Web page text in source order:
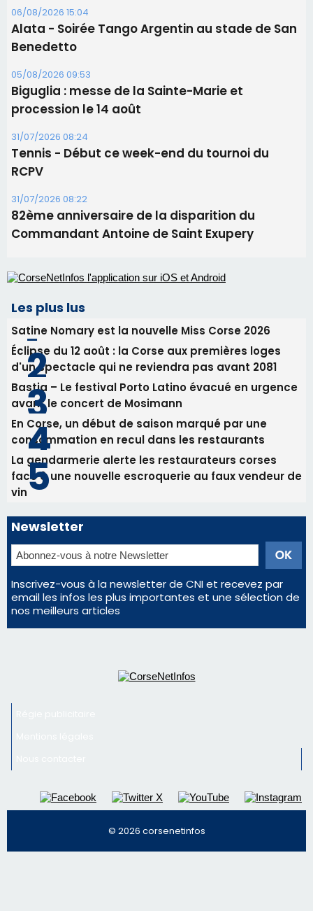
RCPV
31/07/2026 08:22
82ème anniversaire de la disparition du
Commandant Antoine de Saint Exupery
Les plus lus
Satine Nomary est la nouvelle Miss Corse 2026
d'un spectacle qui ne reviendra pas avant 2081
Bastia – Le festival Porto Latino évacué en urgence
avant le concert de Mosimann
consommation en recul dans les restaurants
face à une nouvelle escroquerie au faux vendeur de
vin
Newsletter
Inscrivez-vous à la newsletter de CNI et recevez par
email les infos les plus importantes et une sélection de
nos meilleurs articles
Régie publicitaire
Nous contacter
© 2026 corsenetinfos